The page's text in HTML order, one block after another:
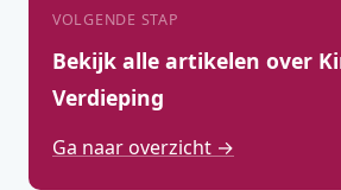
VOLGENDE STAP
Bekijk alle artikelen over
Verdieping
Ga naar overzicht →